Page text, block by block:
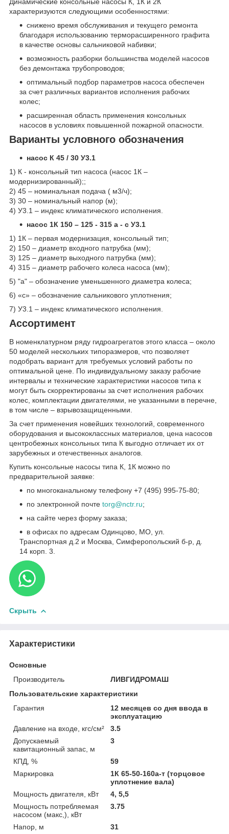
Динамические консольные насосы К, 1К и 2К
характеризуются следующими особенностями:
снижено время обслуживания и текущего ремонта
благодаря использованию терморасширенного графита
в качестве основы сальниковой набивки;
возможность разборки большинства моделей насосов
без демонтажа трубопроводов;
оптимальный подбор параметров насоса обеспечен
за счет различных вариантов исполнения рабочих
колес;
расширенная область применения консольных
насосов в условиях повышенной пожарной опасности.
Варианты условного обозначения
насос К 45 / 30 У3.1
1) К - консольный тип насоса (насос 1К –
модернизированный);;
2) 45 – номинальная подача ( м3/ч);
3) 30 – номинальный напор (м);
4) У3.1 – индекс климатического исполнения.
насос 1К 150 – 125 - 315 а - с У3.1
1) 1К – первая модернизация, консольный тип;
2) 150 – диаметр входного патрубка (мм);
3) 125 – диаметр выходного патрубка (мм);
4) 315 – диаметр рабочего колеса насоса (мм);
5) "а" – обозначение уменьшенного диаметра колеса;
6) «с» – обозначение сальникового уплотнения;
7) У3.1 – индекс климатического исполнения.
Ассортимент
В номенклатурном ряду гидроагрегатов этого класса – около
50 моделей нескольких типоразмеров, что позволяет
подобрать вариант для требуемых условий работы по
оптимальной цене. По индивидуальному заказу рабочие
интервалы и технические характеристики насосов типа к
могут быть скорректированы за счет исполнения рабочих
колес, комплектации двигателями, не указанными в перечне,
в том числе – взрывозащищенными.
За счет применения новейших технологий, современного
оборудования и высококлассных материалов, цена насосов
центробежных консольных типа К выгодно отличает их от
зарубежных и отечественных аналогов.
Купить консольные насосы типа К, 1К можно по
предварительной заявке:
по многоканальному телефону +7 (495) 995-75-80;
по электронной почте torg@nctr.ru;
на сайте через форму заказа;
в офисах по адресам Одинцово, МО, ул.
Транспортная д.2 и Москва, Симферопольский б-р, д.
14 корп. 3.
Скрыть
Характеристики
Основные
Производитель
ЛИВГИДРОМАШ
Пользовательские характеристики
Гарантия
12 месяцев со дня ввода в
эксплуатацию
Давление на входе, кгс/см²
3.5
Допускаемый
кавитационный запас, м
3
КПД, %
59
Маркировка
1К 65-50-160а-т (торцовое
уплотнение вала)
Мощность двигателя, кВт
4, 5,5
Мощность потребляемая
насосом (макс,), кВт
3.75
Напор, м
31